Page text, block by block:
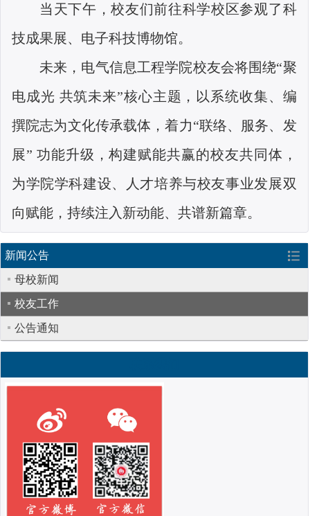
当天下午，校友们前往科学校区参观了科
技成果展、电子科技博物馆。
未来，电气信息工程学院校友会将围绕“聚
电成光 共筑未来”核心主题，以系统收集、编
撰院志为文化传承载体，着力“联络、服务、发
展” 功能升级，构建赋能共赢的校友共同体，
为学院学科建设、人才培养与校友事业发展双
向赋能，持续注入新动能、共谱新篇章。
新闻公告
母校新闻
校友工作
公告通知